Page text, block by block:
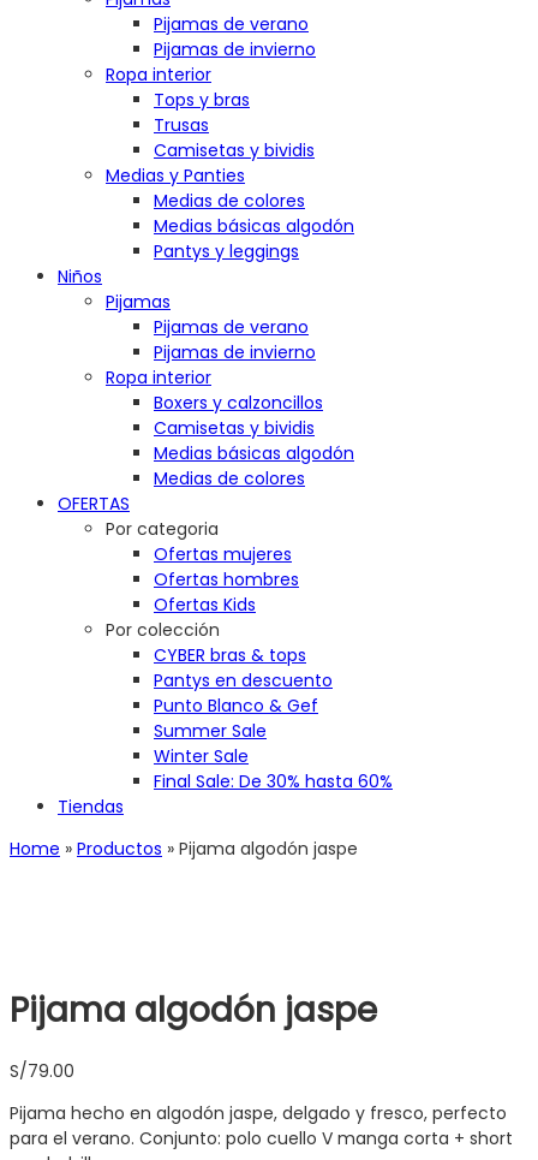
Pijamas de verano
Pijamas de invierno
Ropa interior
Tops y bras
Trusas
Camisetas y bividis
Medias y Panties
Medias de colores
Medias básicas algodón
Pantys y leggings
Niños
Pijamas
Pijamas de verano
Pijamas de invierno
Ropa interior
Boxers y calzoncillos
Camisetas y bividis
Medias básicas algodón
Medias de colores
OFERTAS
Por categoria
Ofertas mujeres
Ofertas hombres
Ofertas Kids
Por colección
CYBER bras & tops
Pantys en descuento
Punto Blanco & Gef
Summer Sale
Winter Sale
Final Sale: De 30% hasta 60%
Tiendas
Home » Productos » Pijama algodón jaspe
Pijama algodón jaspe
S/79.00
Pijama hecho en algodón jaspe, delgado y fresco, perfecto
para el verano. Conjunto: polo cuello V manga corta + short